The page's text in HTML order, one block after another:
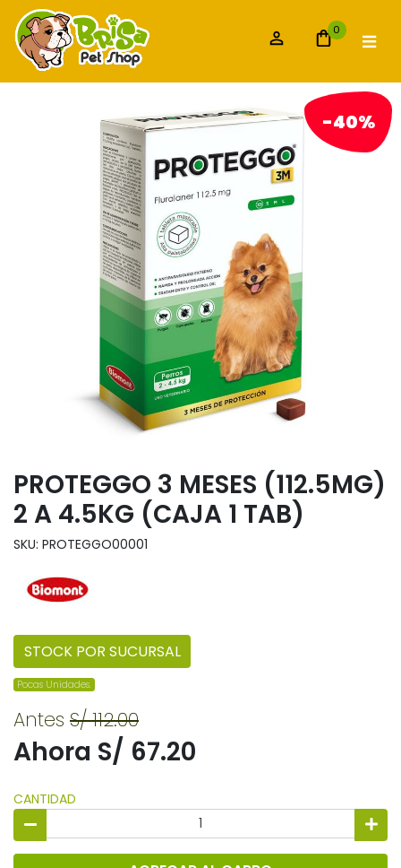
0
-40%
PROTEGGO 3 MESES (112.5MG)
2 A 4.5KG (CAJA 1 TAB)
SKU: PROTEGGO00001
STOCK POR SUCURSAL
Pocas Unidades.
Antes S/ 112.00
Ahora S/ 67.20
CANTIDAD